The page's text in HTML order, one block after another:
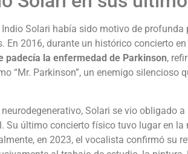
Solari había sido motivo de profunda
En 2016, durante un histórico concierto
padecía la enfermedad de Parkinson,
“Mr. Parkinson”, un enemigo silencioso
Solari se vio obligado
Su último concierto físico tuvo lugar en la
en 2023, el vocalista confirmó su